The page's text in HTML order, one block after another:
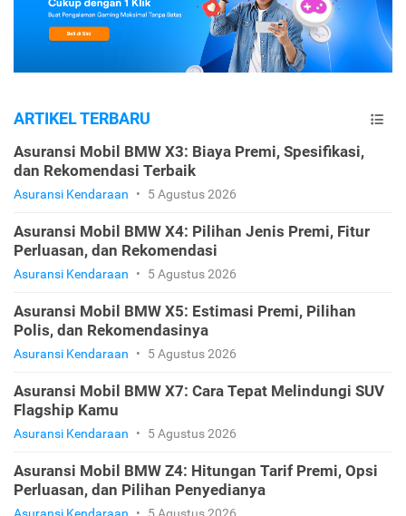
ARTIKEL TERBARU
Asuransi Mobil BMW X3: Biaya Premi, Spesifikasi,
dan Rekomendasi Terbaik
Asuransi Kendaraan • 5 Agustus 2026
Asuransi Mobil BMW X4: Pilihan Jenis Premi, Fitur
Perluasan, dan Rekomendasi
Asuransi Kendaraan • 5 Agustus 2026
Asuransi Mobil BMW X5: Estimasi Premi, Pilihan
Polis, dan Rekomendasinya
Asuransi Kendaraan • 5 Agustus 2026
Asuransi Mobil BMW X7: Cara Tepat Melindungi SUV
Flagship Kamu
Asuransi Kendaraan • 5 Agustus 2026
Asuransi Mobil BMW Z4: Hitungan Tarif Premi, Opsi
Perluasan, dan Pilihan Penyedianya
Asuransi Kendaraan • 5 Agustus 2026